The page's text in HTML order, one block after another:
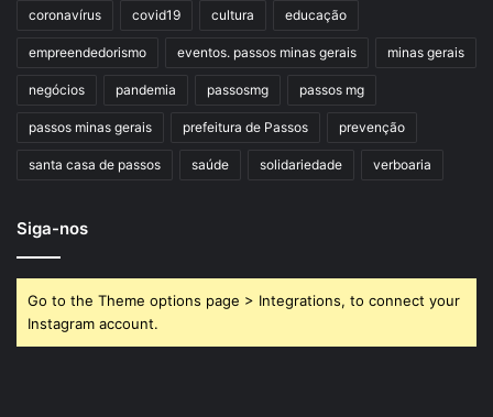
coronavírus covid19 cultura educação
empreendedorismo eventos. passos minas gerais minas gerais
negócios pandemia passosmg passos mg
passos minas gerais prefeitura de Passos prevenção
santa casa de passos saúde solidariedade verboaria
Siga-nos
Go to the Theme options page > Integrations, to connect your
Instagram account.